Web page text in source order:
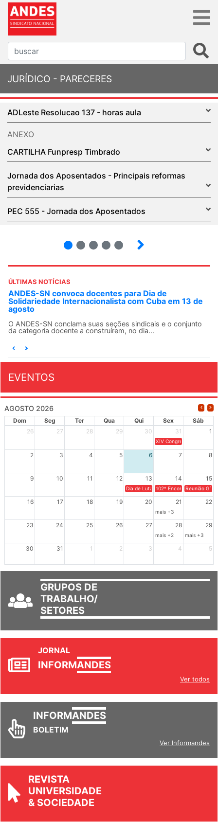
JURÍDICO - PARECERES
ADLeste Resolucao 137 - horas aula
ANEXO
CARTILHA Funpresp Timbrado
Jornada dos Aposentados - Principais reformas
previdenciarias
PEC 555 - Jornada dos Aposentados
ÚLTIMAS NOTÍCIAS
ANDES-SN convoca docentes para Dia de
Solidariedade Internacionalista com Cuba em 13 de
agosto
O ANDES-SN conclama suas seções sindicais e o conjunto
da categoria docente a construírem, no dia...
EVENTOS
AGOSTO 2026
Dom Seg Ter Qua Qui Sex
Sáb
26
27 28 29 30 31 1
XIV Congresso Brasileiro
2 3 4 5 6 7 8
9 10 11 12 13 14 15
Dia de Luta em Defesa de Cuba e da
102º Encontro da
Reunião
16 17 18 19 20 21 22
mais +3
23 24 25 26 27 28 29
mais +2 mais +3
30 31 1 2 3 4 5
GRUPOS DE
TRABALHO/
SETORES
JORNAL
INFORMANDES
Ver todos
INFORMANDES
BOLETIM
Ver Informandes
REVISTA
UNIVERSIDADE
& SOCIEDADE